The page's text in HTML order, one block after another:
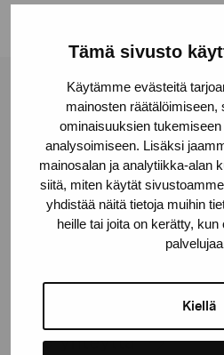
Tämä sivusto
Käytämme evästeitä
mainosten räätälöimiseen,
ominaisuuksien
analysoimiseen. Lisäksi
mainosalan ja analytiikka-alan
siitä, miten käytät
yhdistää näitä tietoja muihin
heille tai joita on kerätty,
Kiellä
Pro Artibus -
Kustaa Vaasan katu 11
10600 Tammisaari
proartibus@proartibus.fi
+358 (0)50 371 6339
Ota yhteyttä